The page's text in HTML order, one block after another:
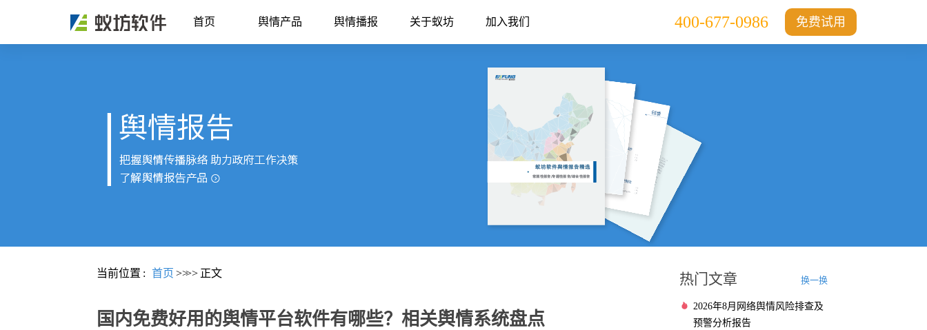
首页 舆情产品 舆情播报 关于蚁坊 加入我们 免费试用
400-677-0986
当前位置 : 首页 >>>> 正文
国内免费好用的舆情平台软件有哪些？相关舆情系统盘点
热门文章 换一换
2026年8月网络舆情风险排查及
预警分析报告